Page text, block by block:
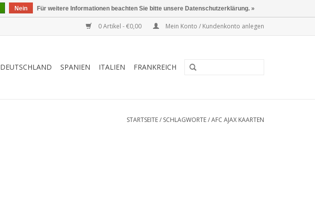
0 Artikel - €0,00 Mein Konto / Kundenkonto anlegen
DEUTSCHLAND SPANIEN ITALIEN FRANKREICH
STARTSEITE/ SCHLAGWORTE/AFC AJAX KAARTEN
Nein Für weitere Informationen beachten Sie bitte unsere Datenschutzerklärung. »